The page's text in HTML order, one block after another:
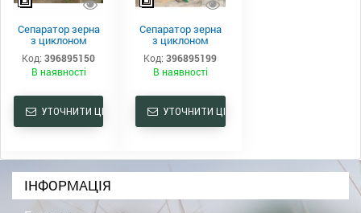
Сепаратор зерна
з циклоном
ІСМ-15-ЦОК
Код: 396895150
В наявності
УТОЧНИТИ ЦІНУ
Сепаратор зерна
з циклоном
ІСМ-20-ЦОК
Код: 396895199
В наявності
УТОЧНИТИ ЦІНУ
ІНФОРМАЦІЯ